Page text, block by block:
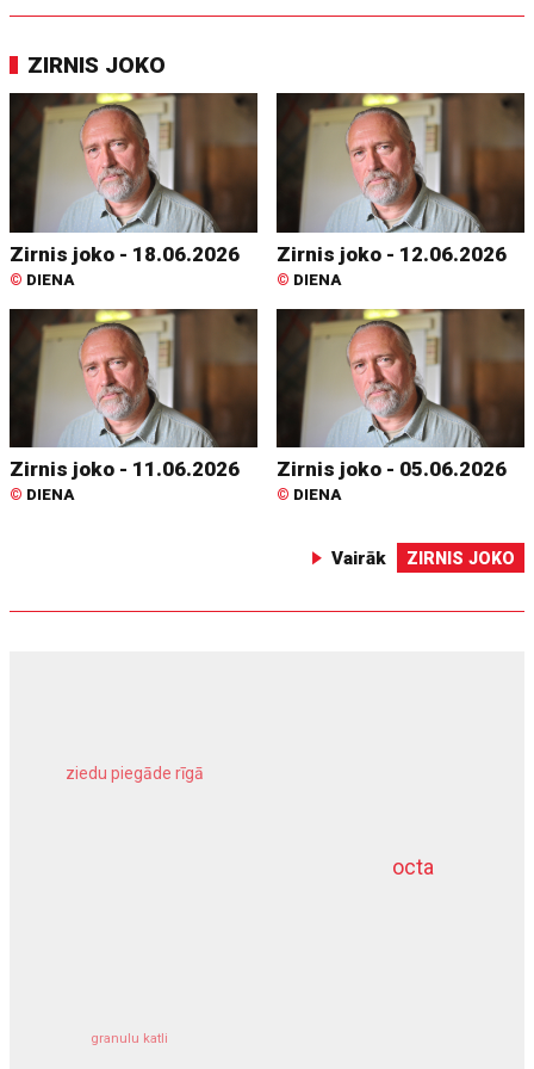
ZIRNIS JOKO
Zirnis joko - 18.06.2026
© DIENA
Zirnis joko - 12.06.2026
© DIENA
Zirnis joko - 11.06.2026
© DIENA
Zirnis joko - 05.06.2026
© DIENA
Vairāk ZIRNIS JOKO
octa
ziedu piegāde rīgā
granulu katli
dziļurbums